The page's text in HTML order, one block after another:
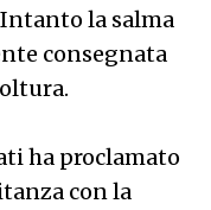
la salma
consegnata
ha proclamato
con la